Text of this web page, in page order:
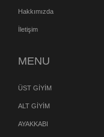
Hakkımızda
İletişim
MENU
ÜST GİYİM
ALT GİYİM
AYAKKABI